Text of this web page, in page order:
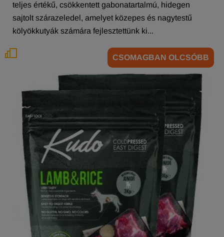
CSOMAGBAN OLCSÓBB
teljes értékű, csökkentett gabonatartalmú, hidegen
sajtolt szárazeledel, amelyet közepes és nagytestű
kölyökkutyák számára fejlesztettünk ki...